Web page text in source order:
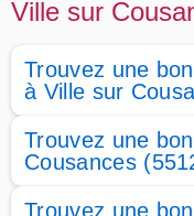
Ville sur
Trouvez une
à Ville sur
Trouvez une
Cousances
Trouvez une